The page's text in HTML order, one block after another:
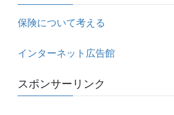
保険について考える
インターネット広告館
スポンサーリンク